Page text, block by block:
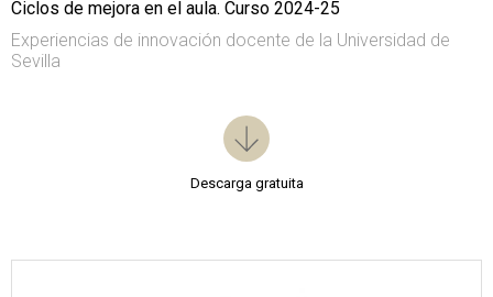
Ciclos de mejora en el aula. Curso 2024-25
Experiencias de innovación docente de la Universidad de
Sevilla
Descarga gratuita